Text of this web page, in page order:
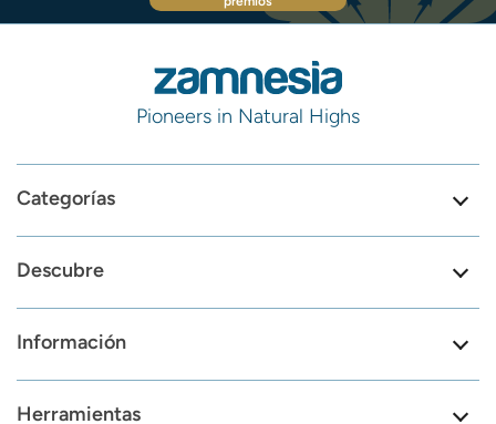
Pioneers in Natural Highs
Categorías
Descubre
Información
Herramientas